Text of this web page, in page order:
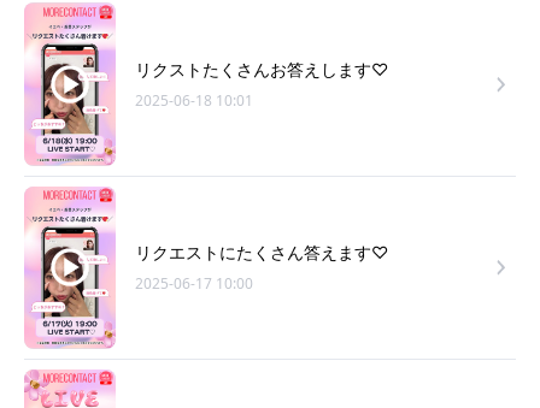
リクストたくさんお答えします♡
2025-06-18 10:01
リクエストにたくさん答えます♡
2025-06-17 10:00